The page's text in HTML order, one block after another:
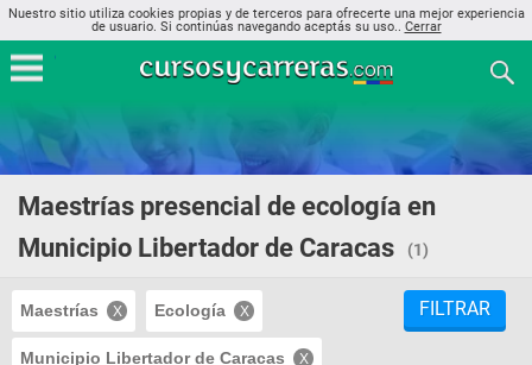
Nuestro sitio utiliza cookies propias y de terceros para ofrecerte una mejor experiencia
de usuario. Si continúas navegando aceptás su uso.. Cerrar
Maestrías presencial de ecología en
Municipio Libertador de Caracas
(1)
Maestrías Ecología
Municipio Libertador de Caracas
FILTRAR